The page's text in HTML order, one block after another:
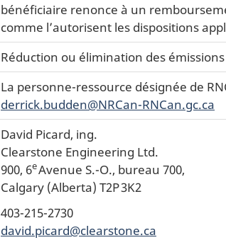
bénéficiaire renonce à un
comme l’autorisent les dispositions
Réduction ou élimination des
La personne-ressource désignée de
derrick.budden@NRCan-RNCan.gc.ca
David Picard, ing.
Clearstone Engineering Ltd.
900, 6eAvenue S.-O., bureau 700,
Calgary (Alberta) T2P 3K2
403-215-2730
david.picard@clearstone.ca